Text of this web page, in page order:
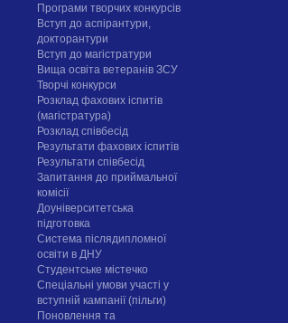
Програми творчих конкурсiв
Вступ до аспірантури,
докторантури
Вступ до магістратури
Вища освіта ветеранів ЗСУ
Творчі конкурси
Розклад фахових іспитів
(магістратура)
Розклад співбесід
Результати фахових іспитів
Результати співбесід
Запитання до приймальної
комісії
Доуніверситетська
підготовка
Система післядипломної
освіти в ДНУ
Cтудентське містечко
Спеціальні умови участі у
вступній кампанії (пільги)
Поновлення та